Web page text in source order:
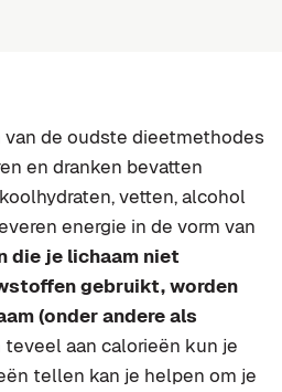
de oudste dieetmethodes
en dranken bevatten
vetten, alcohol
energie in de vorm van
die je lichaam niet
gebruikt, worden
(onder andere als
teveel aan calorieën kun je
tellen kan je helpen om je